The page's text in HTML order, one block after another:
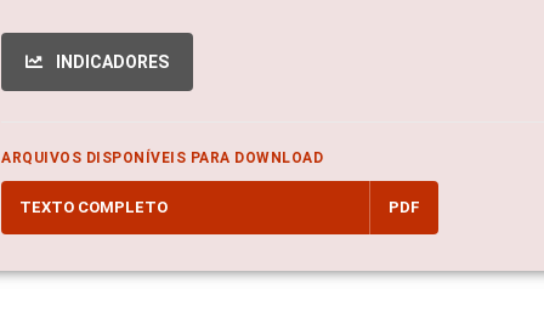
INDICADORES
ARQUIVOS DISPONÍVEIS PARA DOWNLOAD
TEXTO COMPLETO PDF